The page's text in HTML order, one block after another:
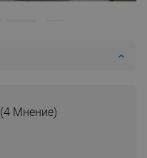
(4 Мнение)